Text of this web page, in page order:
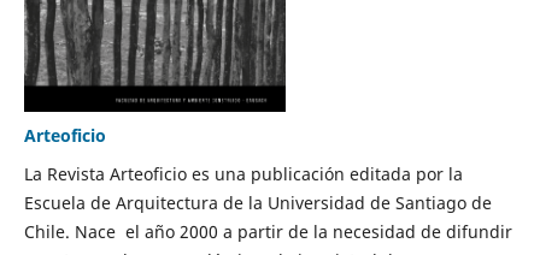
Arteoficio
La Revista Arteoficio es una publicación editada por la
Escuela de Arquitectura de la Universidad de Santiago de
Chile. Nace el año 2000 a partir de la necesidad de difundir